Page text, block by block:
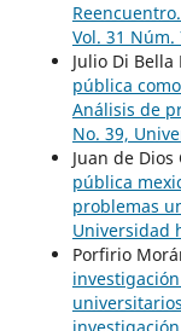
Vol. 31 Núm.
Julio Di Bella
pública
Análisis de
No. 39,
Juan de
pública
problemas
Universidad
Porfirio
investigación